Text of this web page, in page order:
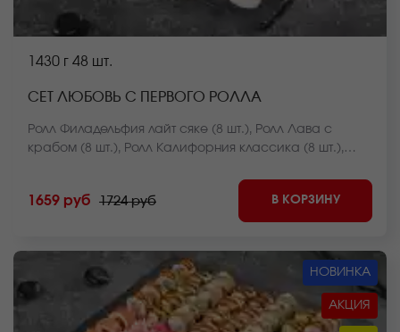
1430 г 48 шт.
СЕТ ЛЮБОВЬ С ПЕРВОГО РОЛЛА
Ролл Филадельфия лайт сяке (8 шт.), Ролл Лава с
крабом (8 шт.), Ролл Калифорния классика (8 шт.),
шт.), Ролл Чикен темпура (8 шт.). *Внешний вид блюда
может отличаться от фото на сайте.
1659 руб 1724 руб В КОРЗИНУ
НОВИНКА
АКЦИЯ